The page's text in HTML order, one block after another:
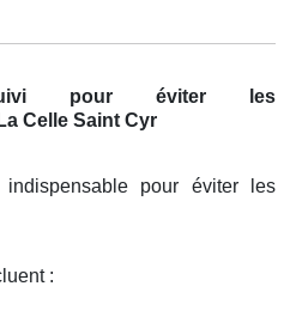
pour éviter les
Celle Saint Cyr
pour éviter les
: